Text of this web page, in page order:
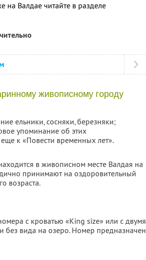
Валдае читайте в разделе
живописному городу
ельники, сосняки, березняки;
упоминание об этих
к «Повести временных лет».
в живописном месте Валдая на
принимают на оздоровительный
возраста.
с кроватью «King size» или с двумя
без вида на озеро. Номер предназначен